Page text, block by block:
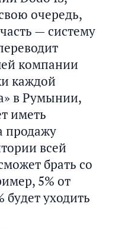
очередь,
— систему
компании
каждой
в Румынии,
иметь
продажу
всей
брать со
5% от
уходить